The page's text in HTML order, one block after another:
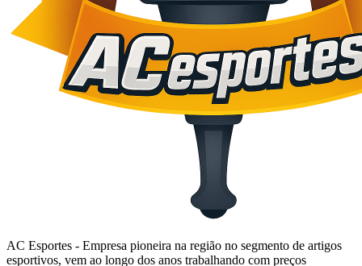
AC Esportes - Empresa pioneira na região no segmento de artigos
esportivos, vem ao longo dos anos trabalhando com preços